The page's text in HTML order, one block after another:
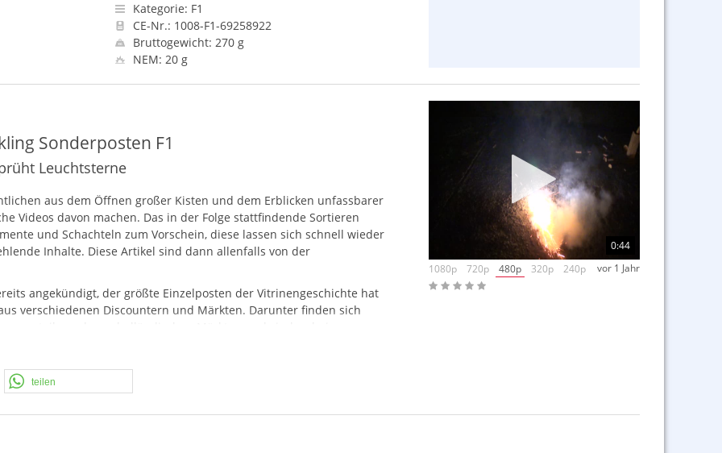
Kategorie: F1
CE-Nr.: 1008-F1-69258922
Bruttogewicht: 270 g
NEM: 20 g
Sonderposten F1
Leuchtsterne
aus dem Öffnen großer Kisten und dem Erblicken unfassbarer
Videos davon machen. Das in der Folge stattfindende Sortieren
und Schachteln zum Vorschein, diese lassen sich schnell wieder
Inhalte. Diese Artikel sind dann allenfalls von der
angekündigt, der größte Einzelposten der Vitrinengeschichte hat
verschiedenen Discountern und Märkten. Darunter finden sich
"Posten". Demnach sind viele Artikel schlicht lose und kommen
dass alle Preise mögliche Umstände des
wünschen nun viel Spaß mit den Angeboten.
teilen
0:44
1080p
720p 480p 320p 240p vor 1 Jahr